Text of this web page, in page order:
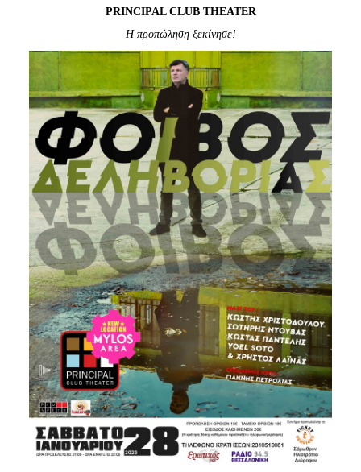
Information
Είσοδος διαχειριστή
PRINCIPAL CLUB THEATER
Η προπώληση ξεκίνησε!